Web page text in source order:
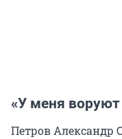
«У меня воруют
Петров Александр